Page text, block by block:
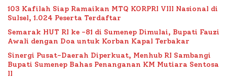
103 Kafilah Siap Ramaikan MTQ KORPRI VIII Nasional di
Sulsel, 1.024 Peserta Terdaftar
Semarak HUT RI ke -81 di Sumenep Dimulai, Bupati Fauzi
Awali dengan Doa untuk Korban Kapal Terbakar
Sinergi Pusat-Daerah Diperkuat, Menhub RI Sambangi
Bupati Sumenep Bahas Penanganan KM Mutiara Sentosa
II